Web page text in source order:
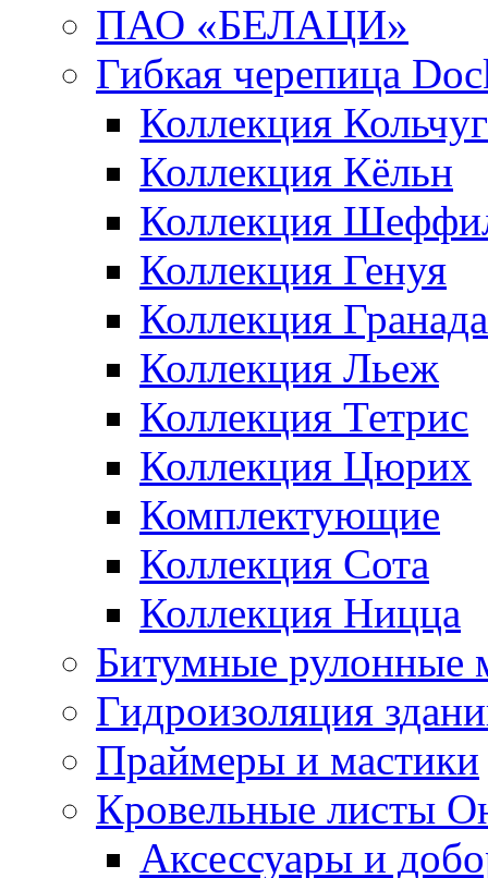
ПАО «БЕЛАЦИ»
Гибкая черепица
Коллекция
Коллекция Кёльн
Коллекция
Коллекция Генуя
Коллекция Гранада
Коллекция Льеж
Коллекция Тетрис
Коллекция Цюрих
Комплектующие
Коллекция Сота
Коллекция Ницца
Битумные рулонные
Гидроизоляция
Праймеры и мастики
Кровельные листы
Аксессуары и